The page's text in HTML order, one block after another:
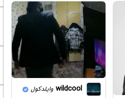
wildcool وایلدکول